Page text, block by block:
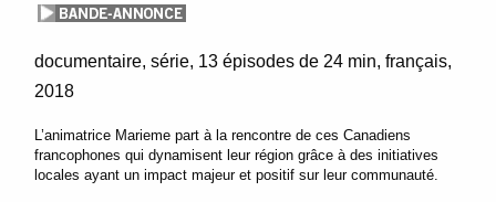
documentaire série 13 épisodes de 24 min français
2018
L’animatrice Marieme part à la rencontre de ces Canadiens
francophones qui dynamisent leur région grâce à des initiatives
locales ayant un impact majeur et positif sur leur communauté.